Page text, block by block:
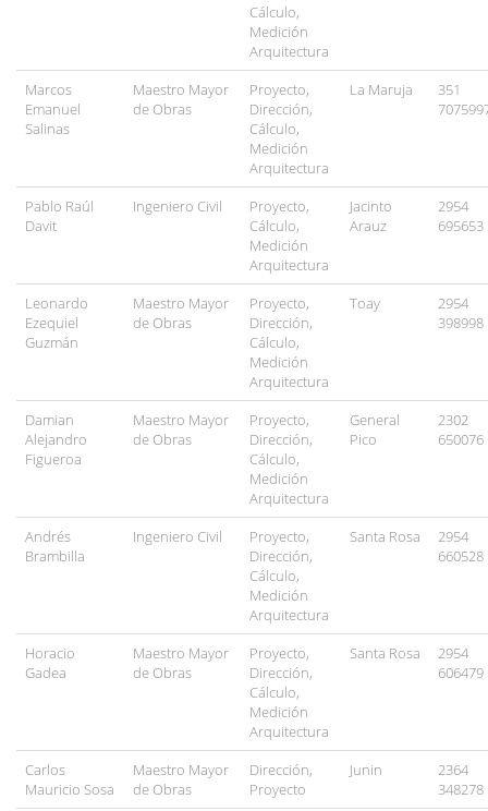
Cálculo,
Medición
Arquitectura
Marcos
Emanuel
Salinas
Maestro Mayor
de Obras
Proyecto,
Dirección,
Cálculo,
Medición
Arquitectura
La Maruja
351
Pablo Raúl
Davit
Ingeniero Civil
Proyecto,
Cálculo,
Medición
Arquitectura
Jacinto
Arauz
2954
695653
Leonardo
Ezequiel
Guzmán
Maestro Mayor
de Obras
Proyecto,
Dirección,
Cálculo,
Medición
Arquitectura
Toay
2954
398998
Damian
Alejandro
Figueroa
Maestro Mayor
de Obras
Proyecto,
Dirección,
Cálculo,
Medición
Arquitectura
General
Pico
2302
650076
Andrés
Brambilla
Ingeniero Civil
Proyecto,
Dirección,
Cálculo,
Medición
Arquitectura
Santa Rosa
2954
660528
Horacio
Gadea
Maestro Mayor
de Obras
Proyecto,
Dirección,
Cálculo,
Medición
Arquitectura
Santa Rosa
2954
606479
Carlos
Mauricio Sosa
Maestro Mayor
de Obras
Dirección,
Proyecto
Junin
2364
348278